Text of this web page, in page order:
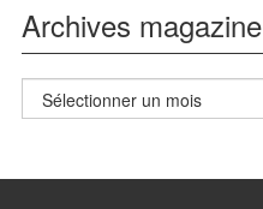
Archives magazine
Archives
magazine